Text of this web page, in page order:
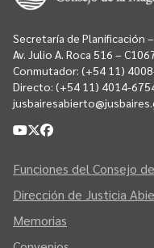
Secretaría de Planificación
Av. Julio A. Roca 516 –
Conmutador: (+54 11)
Directo: (+54 11) 4014-
Funciones del Consejo
Dirección de Justicia
Memorias